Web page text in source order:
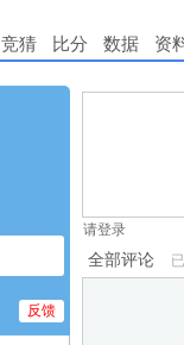
竞猜 比分 数据 资
反馈
1.电脑端新
请登录
全部评论